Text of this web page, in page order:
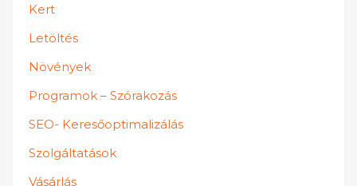
Kert
Letöltés
Növények
Programok – Szórakozás
SEO- Keresőoptimalizálás
Szolgáltatások
Vásárlás